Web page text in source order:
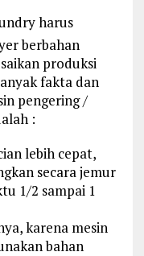
harus
berbahan
produksi
fakta dan
pengering /
:
lebih cepat,
secara jemur
1/2 sampai 1
karena mesin
bahan